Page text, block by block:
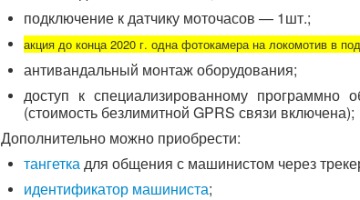
подключение к датчику моточасов — 1шт.;
акция до конца 2020 г. одна фотокамера на локомотив в
антивандальный монтаж оборудования;
доступ к специализированному
(стоимость безлимитной GPRS связи включена);
Дополнительно можно приобрести:
тангеткадля общения с машинистом через
идентификатор машиниста;